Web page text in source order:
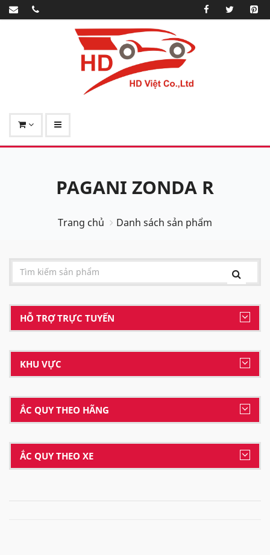
PAGANI ZONDA R
Trang chủ Danh sách sản phẩm
HỖ TRỢ TRỰC TUYẾN
KHU VỰC
ẮC QUY THEO HÃNG
ẮC QUY THEO XE